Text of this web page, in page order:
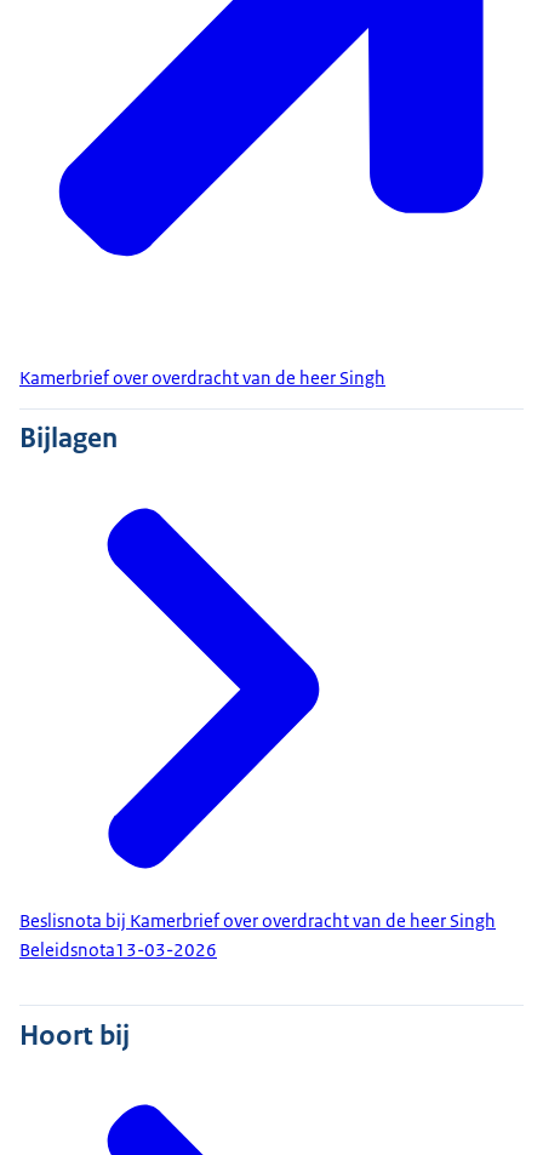
Kamerbrief over overdracht van de heer Singh
Bijlagen
Beslisnota bij Kamerbrief over overdracht van de heer Singh
Beleidsnota13-03-2026
Hoort bij